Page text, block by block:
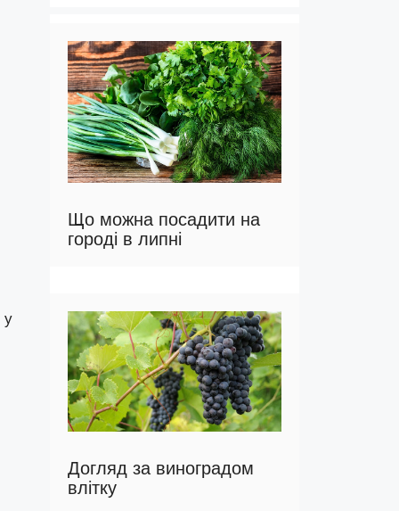
у
Що можна посадити на
городі в липні
Догляд за виноградом
влітку